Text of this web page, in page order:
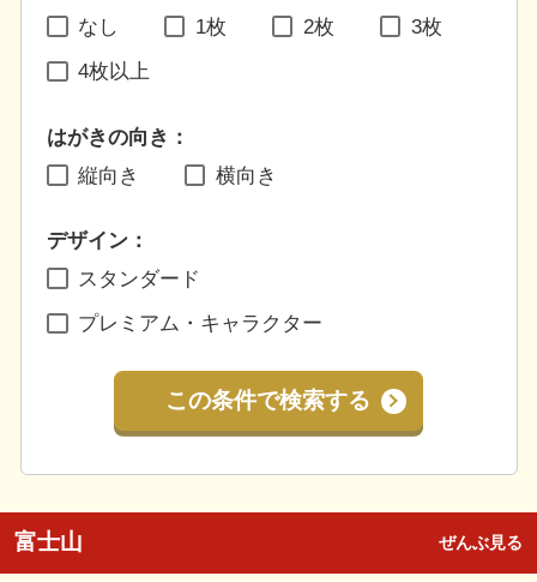
なし
1枚 2枚 3枚
4枚以上
はがきの向き：
縦向き
横向き
デザイン：
スタンダード
プレミアム・キャラクター
この条件で検索する
富士山 ぜんぶ見る